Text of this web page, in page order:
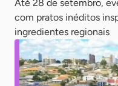
Até 28 de setembro,
com pratos inéditos
ingredientes regionais